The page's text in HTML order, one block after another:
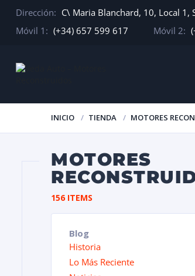
Dirección: C\ Maria Blanchard, 10, Local 1,
Móvil 1: (+34) 657 599 617 Móvil 2:
INICIO TIENDA MOTORES
MOTORES
156 ITEMS
Blog
Historia
Lo Más Reciente